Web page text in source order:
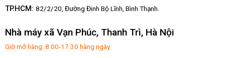
TP.HCM: 82/2/20, Đường Đinh Bộ Lĩnh, Bình Thạnh.
Nhà máy xã Vạn Phúc, Thanh Trì, Hà Nội
Giờ mở hàng: 8:00-17:30 hàng ngày